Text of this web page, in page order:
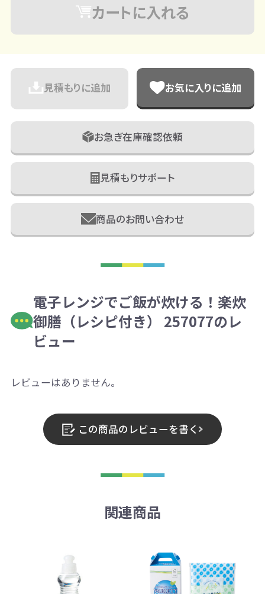
カートに入れる
見積もりに追加 お気に入りに追加
お急ぎ在庫確認依頼
見積もりサポート
商品のお問い合わせ
電子レンジでご飯が炊ける！楽炊
御膳（レシピ付き） 257077のレ
ビュー
レビューはありません。
この商品のレビューを書く
関連商品